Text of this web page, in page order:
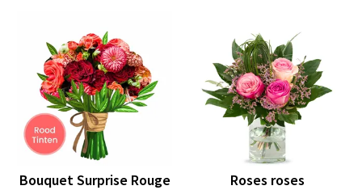
Bouquet Surprise Rouge
Roses roses